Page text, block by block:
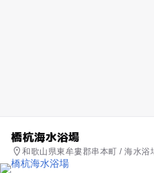
橋杭海水浴場
和歌山県東牟婁郡串本町 / 海水浴